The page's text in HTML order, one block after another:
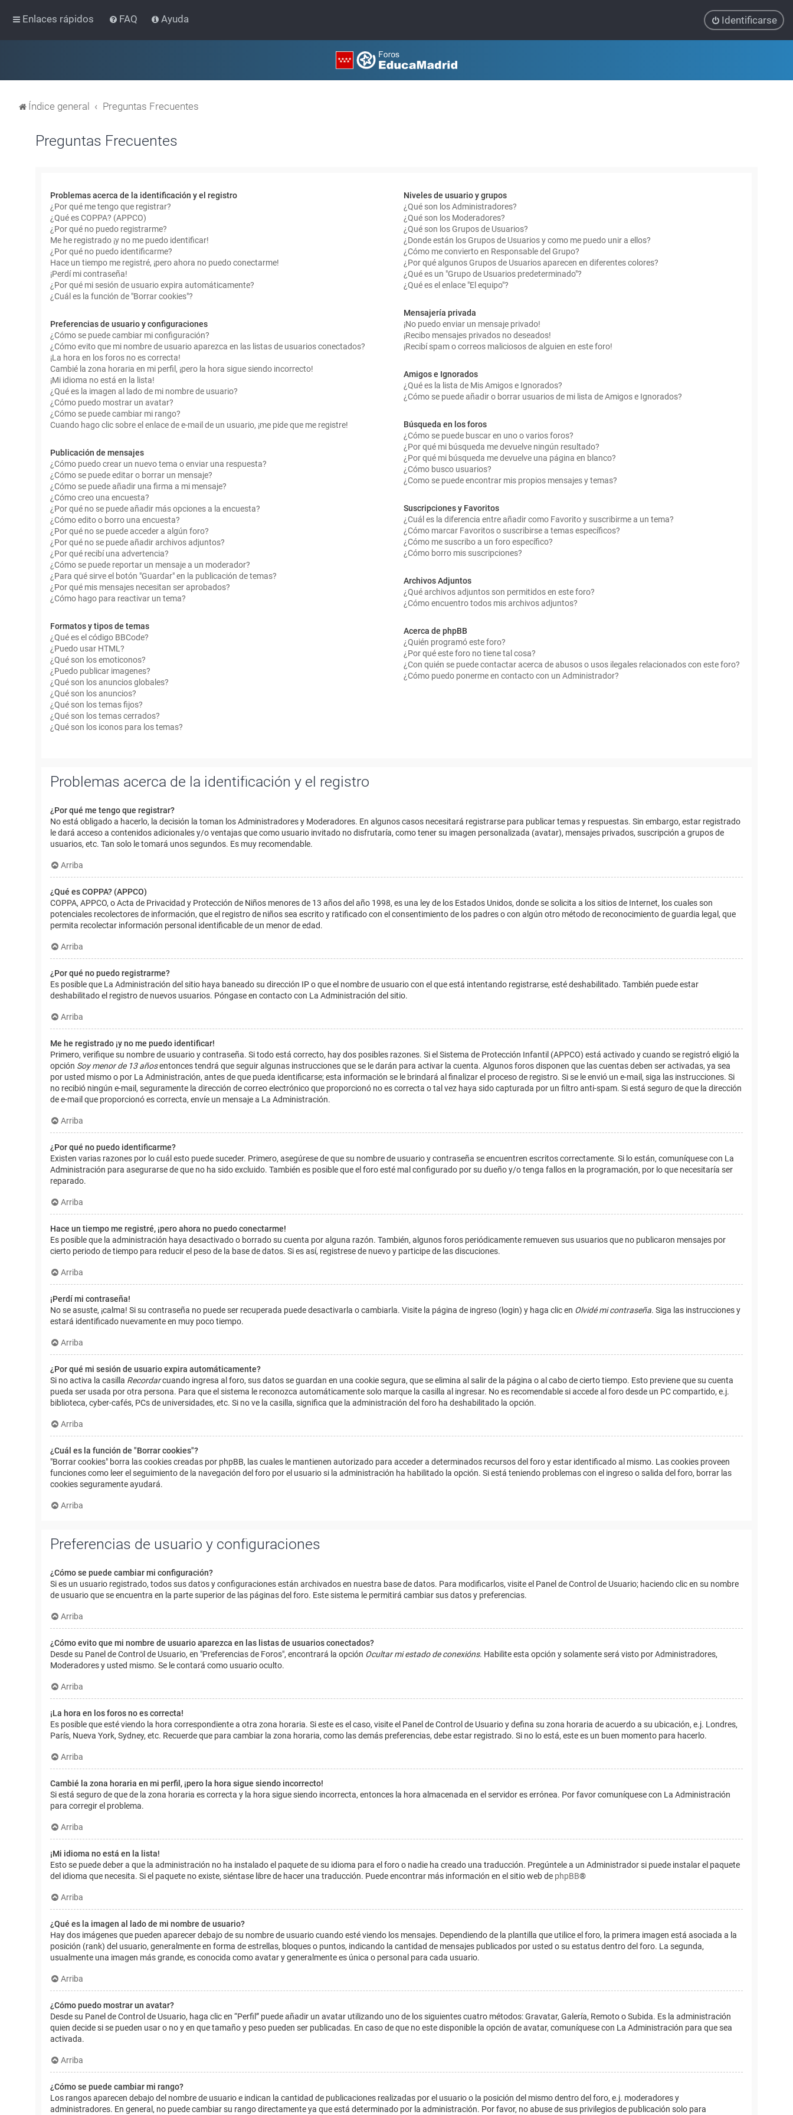
Enlaces rápidos FAQ Ayuda Identificarse
Índice general Preguntas Frecuentes
Preguntas Frecuentes
Problemas acerca de la identificación y el registro
¿Por qué me tengo que registrar?
¿Qué es COPPA? (APPCO)
¿Por qué no puedo registrarme?
Me he registrado ¡y no me puedo identificar!
¿Por qué no puedo identificarme?
Hace un tiempo me registré, ¡pero ahora no puedo conectarme!
¡Perdí mi contraseña!
¿Por qué mi sesión de usuario expira automáticamente?
¿Cuál es la función de "Borrar cookies"?
Preferencias de usuario y configuraciones
¿Cómo se puede cambiar mi configuración?
¿Cómo evito que mi nombre de usuario aparezca en las listas de usuarios conectados?
¡La hora en los foros no es correcta!
Cambié la zona horaria en mi perfil, ¡pero la hora sigue siendo incorrecto!
¡Mi idioma no está en la lista!
¿Qué es la imagen al lado de mi nombre de usuario?
¿Cómo puedo mostrar un avatar?
¿Cómo se puede cambiar mi rango?
Cuando hago clic sobre el enlace de e-mail de un usuario, ¡me pide que me registre!
Publicación de mensajes
¿Cómo puedo crear un nuevo tema o enviar una respuesta?
¿Cómo se puede editar o borrar un mensaje?
¿Cómo se puede añadir una firma a mi mensaje?
¿Cómo creo una encuesta?
¿Por qué no se puede añadir más opciones a la encuesta?
¿Cómo edito o borro una encuesta?
¿Por qué no se puede acceder a algún foro?
¿Por qué no se puede añadir archivos adjuntos?
¿Por qué recibí una advertencia?
¿Cómo se puede reportar un mensaje a un moderador?
¿Para qué sirve el botón "Guardar" en la publicación de temas?
¿Por qué mis mensajes necesitan ser aprobados?
¿Cómo hago para reactivar un tema?
Formatos y tipos de temas
¿Qué es el código BBCode?
¿Puedo usar HTML?
¿Qué son los emoticonos?
¿Puedo publicar imagenes?
¿Qué son los anuncios globales?
¿Qué son los anuncios?
¿Qué son los temas fijos?
¿Qué son los temas cerrados?
¿Qué son los iconos para los temas?
Niveles de usuario y grupos
¿Qué son los Administradores?
¿Qué son los Moderadores?
¿Qué son los Grupos de Usuarios?
¿Donde están los Grupos de Usuarios y como me puedo unir a ellos?
¿Cómo me convierto en Responsable del Grupo?
¿Por qué algunos Grupos de Usuarios aparecen en diferentes colores?
¿Qué es un "Grupo de Usuarios predeterminado"?
¿Qué es el enlace "El equipo"?
Mensajería privada
¡No puedo enviar un mensaje privado!
¡Recibo mensajes privados no deseados!
¡Recibí spam o correos maliciosos de alguien en este foro!
Amigos e Ignorados
¿Qué es la lista de Mis Amigos e Ignorados?
¿Cómo se puede añadir o borrar usuarios de mi lista de Amigos e Ignorados?
Búsqueda en los foros
¿Cómo se puede buscar en uno o varios foros?
¿Por qué mi búsqueda me devuelve ningún resultado?
¿Por qué mi búsqueda me devuelve una página en blanco?
¿Cómo busco usuarios?
¿Como se puede encontrar mis propios mensajes y temas?
Suscripciones y Favoritos
¿Cuál es la diferencia entre añadir como Favorito y suscribirme a un tema?
¿Cómo marcar Favoritos o suscribirse a temas específicos?
¿Cómo me suscribo a un foro específico?
¿Cómo borro mis suscripciones?
Archivos Adjuntos
¿Qué archivos adjuntos son permitidos en este foro?
¿Cómo encuentro todos mis archivos adjuntos?
Acerca de phpBB
¿Quién programó este foro?
¿Por qué este foro no tiene tal cosa?
¿Con quién se puede contactar acerca de abusos o usos ilegales relacionados con este foro?
¿Cómo puedo ponerme en contacto con un Administrador?
Problemas acerca de la identificación y el registro
¿Por qué me tengo que registrar?
No está obligado a hacerlo, la decisión la toman los Administradores y Moderadores. En algunos casos necesitará registrarse para publicar temas y respuestas. Sin embargo, estar registrado
le dará acceso a contenidos adicionales y/o ventajas que como usuario invitado no disfrutaría, como tener su imagen personalizada (avatar), mensajes privados, suscripción a grupos de
usuarios, etc. Tan solo le tomará unos segundos. Es muy recomendable.
Arriba
¿Qué es COPPA? (APPCO)
COPPA, APPCO, o Acta de Privacidad y Protección de Niños menores de 13 años del año 1998, es una ley de los Estados Unidos, donde se solicita a los sitios de Internet, los cuales son
potenciales recolectores de información, que el registro de niños sea escrito y ratificado con el consentimiento de los padres o con algún otro método de reconocimiento de guardia legal, que
permita recolectar información personal identificable de un menor de edad.
Arriba
¿Por qué no puedo registrarme?
Es posible que La Administración del sitio haya baneado su dirección IP o que el nombre de usuario con el que está intentando registrarse, esté deshabilitado. También puede estar
deshabilitado el registro de nuevos usuarios. Póngase en contacto con La Administración del sitio.
Arriba
Me he registrado ¡y no me puedo identificar!
Primero, verifique su nombre de usuario y contraseña. Si todo está correcto, hay dos posibles razones. Si el Sistema de Protección Infantil (APPCO) está activado y cuando se registró eligió la
opción Soy menor de 13 añosentonces tendrá que seguir algunas instrucciones que se le darán para activar la cuenta. Algunos foros disponen que las cuentas deben ser activadas, ya sea
por usted mismo o por La Administración, antes de que pueda identificarse; esta información se le brindará al finalizar el proceso de registro. Si se le envió un e-mail, siga las instrucciones. Si
no recibió ningún e-mail, seguramente la dirección de correo electrónico que proporcionó no es correcta o tal vez haya sido capturada por un filtro anti-spam. Si está seguro de que la dirección
de e-mail que proporcionó es correcta, envíe un mensaje a La Administración.
Arriba
¿Por qué no puedo identificarme?
Existen varias razones por lo cuál esto puede suceder. Primero, asegúrese de que su nombre de usuario y contraseña se encuentren escritos correctamente. Si lo están, comuníquese con La
Administración para asegurarse de que no ha sido excluido. También es posible que el foro esté mal configurado por su dueño y/o tenga fallos en la programación, por lo que necesitaría ser
reparado.
Arriba
Hace un tiempo me registré, ¡pero ahora no puedo conectarme!
Es posible que la administración haya desactivado o borrado su cuenta por alguna razón. También, algunos foros periódicamente remueven sus usuarios que no publicaron mensajes por
cierto periodo de tiempo para reducir el peso de la base de datos. Si es así, registrese de nuevo y participe de las discuciones.
Arriba
¡Perdí mi contraseña!
No se asuste, ¡calma! Si su contraseña no puede ser recuperada puede desactivarla o cambiarla. Visite la página de ingreso (login) y haga clic en Olvidé mi contraseña. Siga las instrucciones y
estará identificado nuevamente en muy poco tiempo.
Arriba
¿Por qué mi sesión de usuario expira automáticamente?
Si no activa la casilla Recordarcuando ingresa al foro, sus datos se guardan en una cookie segura, que se elimina al salir de la página o al cabo de cierto tiempo. Esto previene que su cuenta
pueda ser usada por otra persona. Para que el sistema le reconozca automáticamente solo marque la casilla al ingresar. No es recomendable si accede al foro desde un PC compartido, e.j.
biblioteca, cyber-cafés, PCs de universidades, etc. Si no ve la casilla, significa que la administración del foro ha deshabilitado la opción.
Arriba
¿Cuál es la función de "Borrar cookies"?
"Borrar cookies" borra las cookies creadas por phpBB, las cuales le mantienen autorizado para acceder a determinados recursos del foro y estar identificado al mismo. Las cookies proveen
funciones como leer el seguimiento de la navegación del foro por el usuario si la administración ha habilitado la opción. Si está teniendo problemas con el ingreso o salida del foro, borrar las
cookies seguramente ayudará.
Arriba
Preferencias de usuario y configuraciones
¿Cómo se puede cambiar mi configuración?
Si es un usuario registrado, todos sus datos y configuraciones están archivados en nuestra base de datos. Para modificarlos, visite el Panel de Control de Usuario; haciendo clic en su nombre
de usuario que se encuentra en la parte superior de las páginas del foro. Este sistema le permitirá cambiar sus datos y preferencias.
Arriba
¿Cómo evito que mi nombre de usuario aparezca en las listas de usuarios conectados?
Desde su Panel de Control de Usuario, en "Preferencias de Foros", encontrará la opción Ocultar mi estado de conexións. Habilite esta opción y solamente será visto por Administradores,
Moderadores y usted mismo. Se le contará como usuario oculto.
Arriba
¡La hora en los foros no es correcta!
Es posible que esté viendo la hora correspondiente a otra zona horaria. Si este es el caso, visite el Panel de Control de Usuario y defina su zona horaria de acuerdo a su ubicación, e.j. Londres,
París, Nueva York, Sydney, etc. Recuerde que para cambiar la zona horaria, como las demás preferencias, debe estar registrado. Si no lo está, este es un buen momento para hacerlo.
Arriba
Cambié la zona horaria en mi perfil, ¡pero la hora sigue siendo incorrecto!
Si está seguro de que de la zona horaria es correcta y la hora sigue siendo incorrecta, entonces la hora almacenada en el servidor es errónea. Por favor comuníquese con La Administración
para corregir el problema.
Arriba
¡Mi idioma no está en la lista!
Esto se puede deber a que la administración no ha instalado el paquete de su idioma para el foro o nadie ha creado una traducción. Pregúntele a un Administrador si puede instalar el paquete
del idioma que necesita. Si el paquete no existe, siéntase libre de hacer una traducción. Puede encontrar más información en el sitio web de phpBB®
Arriba
¿Qué es la imagen al lado de mi nombre de usuario?
Hay dos imágenes que pueden aparecer debajo de su nombre de usuario cuando esté viendo los mensajes. Dependiendo de la plantilla que utilice el foro, la primera imagen está asociada a la
posición (rank) del usuario, generalmente en forma de estrellas, bloques o puntos, indicando la cantidad de mensajes publicados por usted o su estatus dentro del foro. La segunda,
usualmente una imagen más grande, es conocida como avatar y generalmente es única o personal para cada usuario.
Arriba
¿Cómo puedo mostrar un avatar?
Desde su Panel de Control de Usuario, haga clic en “Perfil” puede añadir un avatar utilizando uno de los siguientes cuatro métodos: Gravatar, Galería, Remoto o Subida. Es la administración
quien decide si se pueden usar o no y en que tamaño y peso pueden ser publicadas. En caso de que no este disponible la opción de avatar, comuníquese con La Administración para que sea
activada.
Arriba
¿Cómo se puede cambiar mi rango?
Los rangos aparecen debajo del nombre de usuario e indican la cantidad de publicaciones realizadas por el usuario o la posición del mismo dentro del foro, e.j. moderadores y
administradores. En general, no puede cambiar su rango directamente ya que está determinado por la administración. Por favor, no abuse de sus privilegios de publicación solo para